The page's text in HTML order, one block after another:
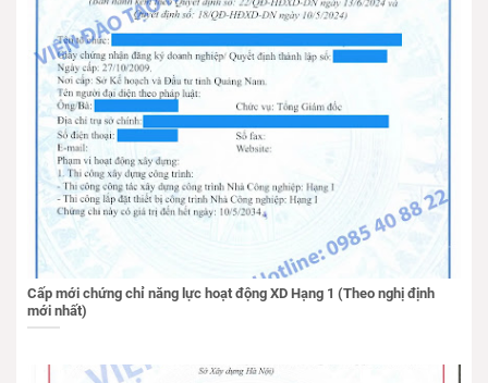
Cấp mới chứng chỉ năng lực hoạt động XD Hạng 1 (Theo nghị định
mới nhất)